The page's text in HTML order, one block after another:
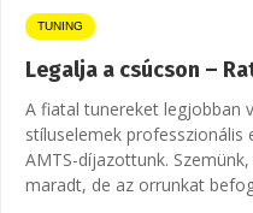
TUNING
Legalja a csúcson –
A fiatal tunereket legjobban
stíluselemek professzionális
AMTS-díjazottunk.
maradt, de az orrunkat